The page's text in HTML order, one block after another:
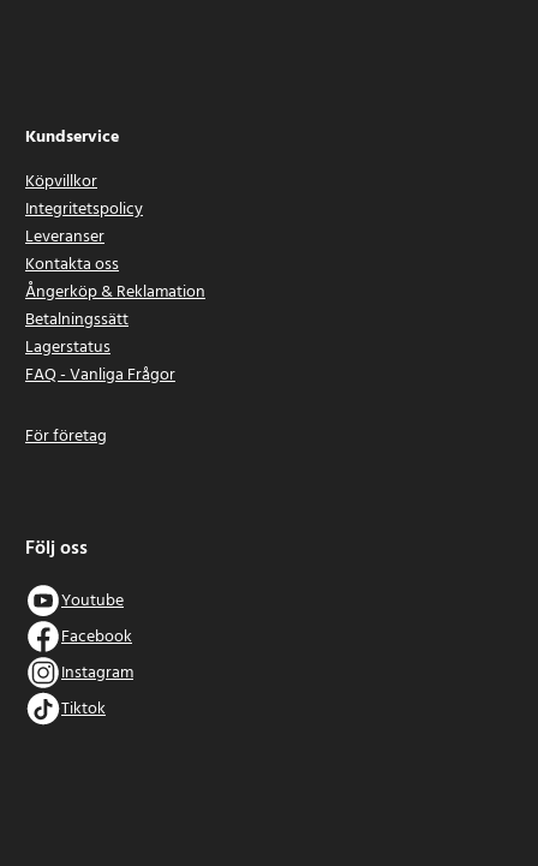
Kundservice
Köpvillkor
Integritetspolicy
Leveranser
Kontakta oss
Ångerköp & Reklamation
Betalningssätt
Lagerstatus
FAQ - Vanliga Frågor
För företag
Följ oss
Youtube
Facebook
Instagram
Tiktok